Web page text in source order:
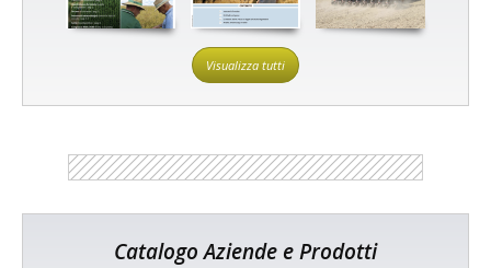
Visualizza tutti
Catalogo Aziende e Prodotti